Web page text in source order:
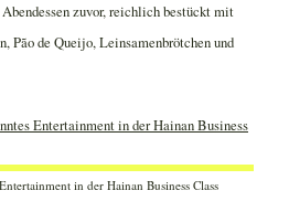
zuvor, reichlich bestückt mit
Pão de Queijo, Leinsamenbrötchen und
in der Hainan Business Class